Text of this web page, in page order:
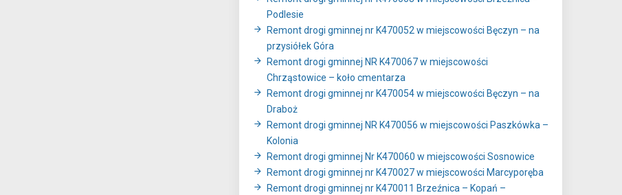
Podlesie
Remont drogi gminnej nr K470052 w miejscowości Bęczyn – na
przysiółek Góra
Remont drogi gminnej NR K470067 w miejscowości
Chrząstowice – koło cmentarza
Remont drogi gminnej nr K470054 w miejscowości Bęczyn – na
Draboż
Remont drogi gminnej NR K470056 w miejscowości Paszkówka –
Kolonia
Remont drogi gminnej Nr K470060 w miejscowości Sosnowice
Remont drogi gminnej nr K470027 w miejscowości Marcyporęba
Remont drogi gminnej nr K470011 Brzeźnica – Kopań –